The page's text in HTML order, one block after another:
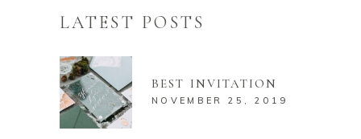
LATEST POSTS
BEST INVITATION
NOVEMBER 25, 2019